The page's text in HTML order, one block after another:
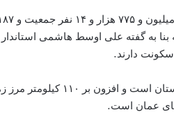
دارند.
عمان است.